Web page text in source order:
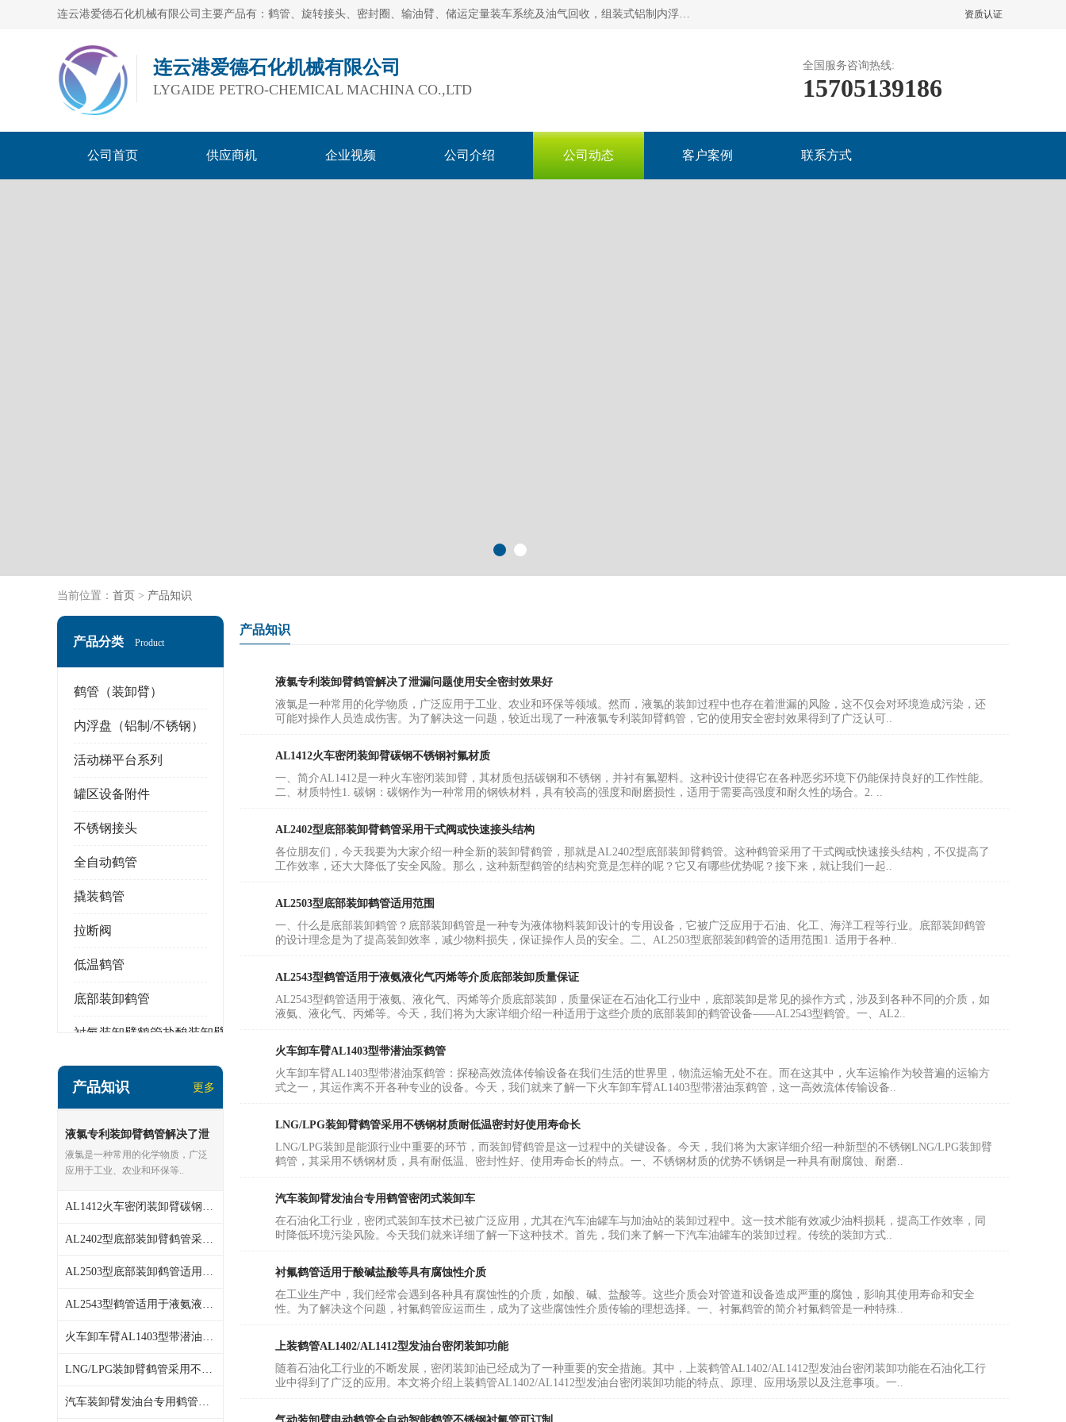
连云港爱德石化机械有限公司主要产品有：鹤管、旋转接头、密封圈、输油臂、储运定量装车系统及油气回收，组装式铝制内浮盘及油罐附件、钢结构栈桥/平台、活动梯、紧急脱离拉断阀等。完备的制造和检测手段以及高素质的员工确保了产品的质量。 资质认证
连云港爱德石化机械有限公司
LYGAIDE PETRO-CHEMICAL MACHINA CO.,LTD
全国服务咨询热线:
15705139186
公司首页 供应商机 企业视频 公司介绍 公司动态 客户案例 联系方式
当前位置： 首页 > 产品知识
产品分类 Product
鹤管（装卸臂）
内浮盘（铝制/不锈钢）
活动梯平台系列
罐区设备附件
不锈钢接头
全自动鹤管
撬装鹤管
拉断阀
低温鹤管
底部装卸鹤管
衬氟装卸臂鹤管盐酸装卸臂
顶部装卸车鹤管
液氨液化气鹤管
定量装车系统
低温臂旋转接头
鹤管平台
活动梯
内浮盘
产品知识 更多
液氯专利装卸臂鹤管解决了泄
漏问题使用安全密封效果好
液氯是一种常用的化学物质，广泛
应用于工业、农业和环保等..
AL1412火车密闭装卸臂碳钢不锈钢衬氟材质
AL2402型底部装卸臂鹤管采用干式阀或快速接头结构
AL2503型底部装卸鹤管适用范围
AL2543型鹤管适用于液氨液化气丙烯等介质底部装卸质量保证
火车卸车臂AL1403型带潜油泵鹤管
LNG/LPG装卸臂鹤管采用不锈钢材质耐低温密封好使用寿命长
汽车装卸臂发油台专用鹤管密闭式装卸车
产品知识
液氯专利装卸臂鹤管解决了泄漏问题使用安全密封效果好
液氯是一种常用的化学物质，广泛应用于工业、农业和环保等领域。然而，液氯的装卸过程中也存在着泄漏的风险，这不仅会对环境造成污染，还
可能对操作人员造成伤害。为了解决这一问题，较近出现了一种液氯专利装卸臂鹤管，它的使用安全密封效果得到了广泛认可..
AL1412火车密闭装卸臂碳钢不锈钢衬氟材质
一、简介AL1412是一种火车密闭装卸臂，其材质包括碳钢和不锈钢，并衬有氟塑料。这种设计使得它在各种恶劣环境下仍能保持良好的工作性能。
二、材质特性1. 碳钢：碳钢作为一种常用的钢铁材料，具有较高的强度和耐磨损性，适用于需要高强度和耐久性的场合。2. ..
AL2402型底部装卸臂鹤管采用干式阀或快速接头结构
各位朋友们，今天我要为大家介绍一种全新的装卸臂鹤管，那就是AL2402型底部装卸臂鹤管。这种鹤管采用了干式阀或快速接头结构，不仅提高了
工作效率，还大大降低了安全风险。那么，这种新型鹤管的结构究竟是怎样的呢？它又有哪些优势呢？接下来，就让我们一起..
AL2503型底部装卸鹤管适用范围
一、什么是底部装卸鹤管？底部装卸鹤管是一种专为液体物料装卸设计的专用设备，它被广泛应用于石油、化工、海洋工程等行业。底部装卸鹤管
的设计理念是为了提高装卸效率，减少物料损失，保证操作人员的安全。二、AL2503型底部装卸鹤管的适用范围1. 适用于各种..
AL2543型鹤管适用于液氨液化气丙烯等介质底部装卸质量保证
AL2543型鹤管适用于液氨、液化气、丙烯等介质底部装卸，质量保证在石油化工行业中，底部装卸是常见的操作方式，涉及到各种不同的介质，如
液氨、液化气、丙烯等。今天，我们将为大家详细介绍一种适用于这些介质的底部装卸的鹤管设备——AL2543型鹤管。一、AL2..
火车卸车臂AL1403型带潜油泵鹤管
火车卸车臂AL1403型带潜油泵鹤管：探秘高效流体传输设备在我们生活的世界里，物流运输无处不在。而在这其中，火车运输作为较普遍的运输方
式之一，其运作离不开各种专业的设备。今天，我们就来了解一下火车卸车臂AL1403型带潜油泵鹤管，这一高效流体传输设备..
LNG/LPG装卸臂鹤管采用不锈钢材质耐低温密封好使用寿命长
LNG/LPG装卸是能源行业中重要的环节，而装卸臂鹤管是这一过程中的关键设备。今天，我们将为大家详细介绍一种新型的不锈钢LNG/LPG装卸臂
鹤管，其采用不锈钢材质，具有耐低温、密封性好、使用寿命长的特点。一、不锈钢材质的优势不锈钢是一种具有耐腐蚀、耐磨..
汽车装卸臂发油台专用鹤管密闭式装卸车
在石油化工行业，密闭式装卸车技术已被广泛应用，尤其在汽车油罐车与加油站的装卸过程中。这一技术能有效减少油料损耗，提高工作效率，同
时降低环境污染风险。今天我们就来详细了解一下这种技术。首先，我们来了解一下汽车油罐车的装卸过程。传统的装卸方式..
衬氟鹤管适用于酸碱盐酸等具有腐蚀性介质
在工业生产中，我们经常会遇到各种具有腐蚀性的介质，如酸、碱、盐酸等。这些介质会对管道和设备造成严重的腐蚀，影响其使用寿命和安全
性。为了解决这个问题，衬氟鹤管应运而生，成为了这些腐蚀性介质传输的理想选择。一、衬氟鹤管的简介衬氟鹤管是一种特殊..
上装鹤管AL1402/AL1412型发油台密闭装卸功能
随着石油化工行业的不断发展，密闭装卸油已经成为了一种重要的安全措施。其中，上装鹤管AL1402/AL1412型发油台密闭装卸功能在石油化工行
业中得到了广泛的应用。本文将介绍上装鹤管AL1402/AL1412型发油台密闭装卸功能的特点、原理、应用场景以及注意事项。一..